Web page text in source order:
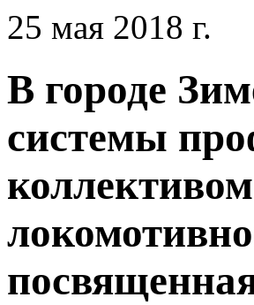
25 мая 2018 г.
В городе
системы